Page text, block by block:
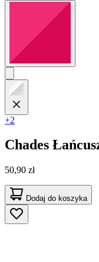
+2
Chades
50,90 zł
Dodaj do koszyka